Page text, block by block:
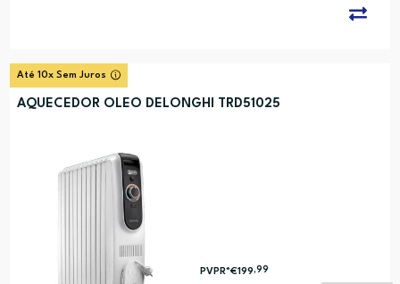
Até 10x Sem Juros
AQUECEDOR OLEO DELONGHI TRD51025
PVPR*€199,99